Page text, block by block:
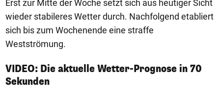
Erst zur Mitte der Woche setzt sich aus heutiger Sicht
wieder stabileres Wetter durch. Nachfolgend etabliert
sich bis zum Wochenende eine straffe
Westströmung.
VIDEO: Die aktuelle Wetter-Prognose in 70
Sekunden